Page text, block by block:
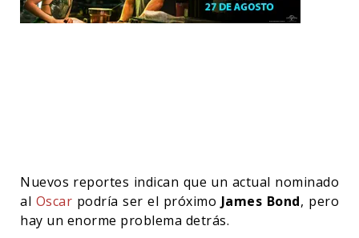
Nuevos reportes indican que un actual nominado
al Oscar podría ser el próximo James Bond, pero
hay un enorme problema detrás.